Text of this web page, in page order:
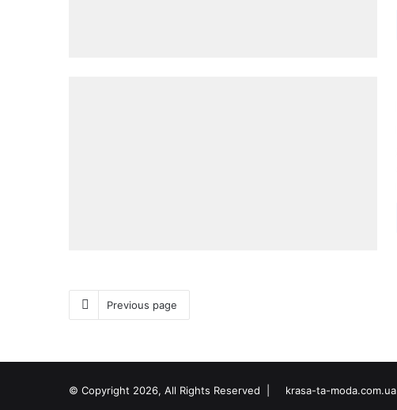
Previous page
© Copyright 2026, All Rights Reserved | krasa-ta-moda.com.ua